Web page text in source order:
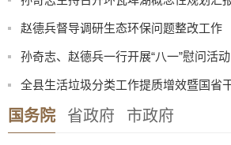
赵德兵督导调研生态环保问题整改工作
孙奇志、赵德兵一行开展“八一”慰问活动
国务院 省政府 市政府
2026年寿县公开选调初中、小学教师考
2026年寿县一中新桥校区公开招聘教师
【曝光·第104期】寿县这些人不戴头盔已